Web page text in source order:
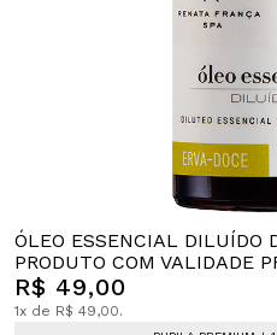
ÓLEO ESSENCIAL DILUÍDO
PRODUTO COM VALIDADE
R$ 49,00
1x de R$ 49,00.